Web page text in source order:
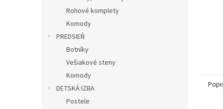
Rohové komplety
Komody
PREDSIEŇ
Botníky
Vešiakové steny
Komody
DETSKÁ IZBA
Postele